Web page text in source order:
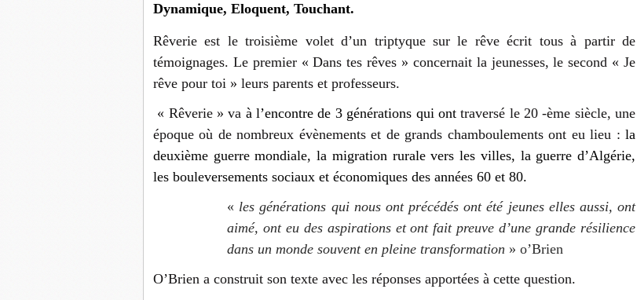
Dynamique, Eloquent, Touchant.
Rêverie est le troisième volet d’un triptyque sur le rêve écrit tous à partir de
témoignages. Le premier « Dans tes rêves » concernait la jeunesses, le second « Je
rêve pour toi » leurs parents et professeurs.
« Rêverie » va à l’encontre de 3 générations qui onttraversé le 20 -ème siècle, une
époque où de nombreux évènements et de grands chamboulements ont eu lieu : la
deuxième guerre mondiale, la migration rurale vers les villes, la guerre d’Algérie,
les bouleversements sociaux et économiques des années 60 et 80.
« les générations qui nous ont précédés ont été jeunes elles aussi, ont
aimé, ont eu des aspirations et ont fait preuve d’une grande résilience
dans un monde souvent en pleine transformation » o’Brien
O’Brien a construit son texte avec les réponses apportées à cette question.